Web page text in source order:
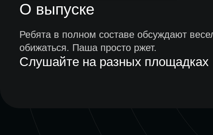
О выпуске
Ребята в полном составе обсуждают
обижаться. Паша просто ржет.
Слушайте на разных площадках